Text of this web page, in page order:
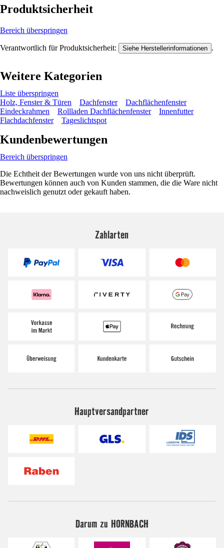
Produktsicherheit
Bereich überspringen
Verantwortlich für Produktsicherheit: Siehe Herstellerinformationen .
Weitere Kategorien
Liste überspringen
Holz, Fenster & Türen
Dachfenster
Dachflächenfenster
Eindeckrahmen
Rollladen Dachflächenfenster
Innenfutter
Flachdachfenster
Tageslichtspot
Kundenbewertungen
Bereich überspringen
Die Echtheit der Bewertungen wurde von uns nicht überprüft.
Bewertungen können auch von Kunden stammen, die die Ware nicht
nachweislich genutzt oder gekauft haben.
Zahlarten
Hauptversandpartner
Darum zu HORNBACH